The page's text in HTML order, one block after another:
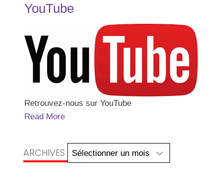
YouTube
Retrouvez-nous sur YouTube
Read More
ARCHIVES
Archives